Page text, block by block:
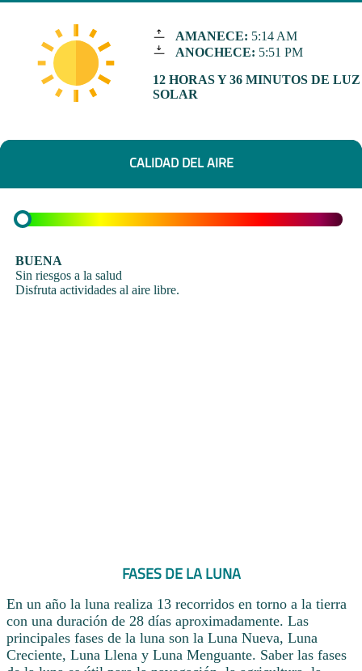
AMANECE: 5:14 AM
ANOCHECE: 5:51 PM
12 HORAS Y 36 MINUTOS DE LUZ
SOLAR
CALIDAD DEL AIRE
BUENA
Sin riesgos a la salud
Disfruta actividades al aire libre.
FASES DE LA LUNA
En un año la luna realiza 13 recorridos en torno a la tierra
con una duración de 28 días aproximadamente. Las
principales fases de la luna son la Luna Nueva, Luna
Creciente, Luna Llena y Luna Menguante. Saber las fases